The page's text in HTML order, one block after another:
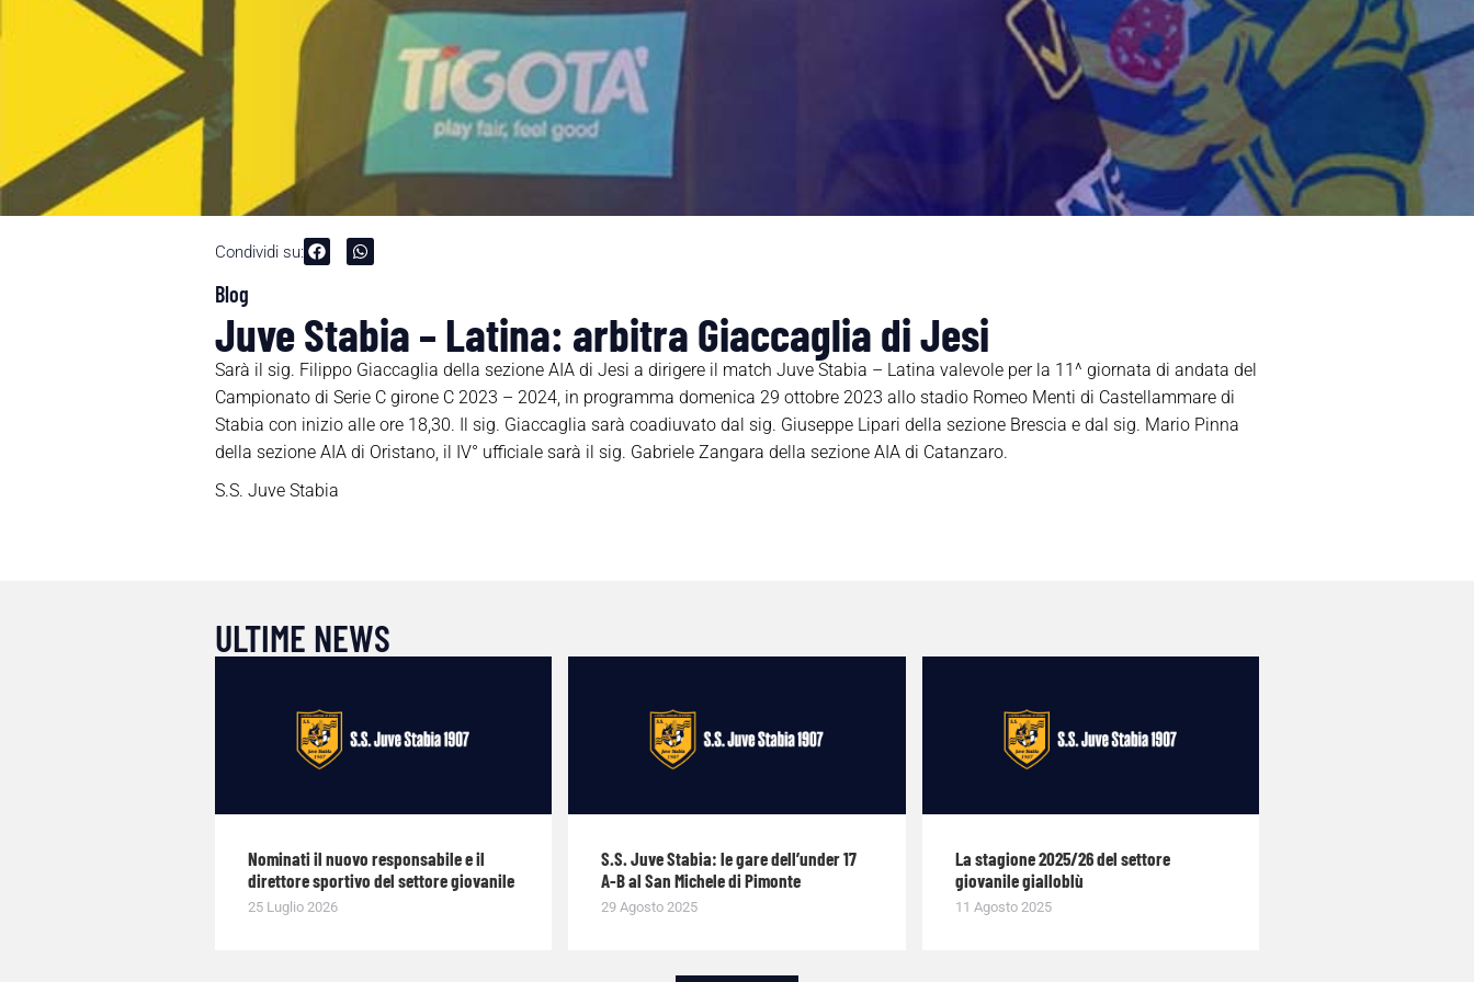
Condividi su:
Blog
Juve Stabia – Latina: arbitra Giaccaglia di Jesi
Sarà il sig. Filippo Giaccaglia della sezione AIA di Jesi a dirigere il match Juve Stabia – Latina valevole per la 11^ giornata di andata del
Campionato di Serie C girone C 2023 – 2024, in programma domenica 29 ottobre 2023 allo stadio Romeo Menti di Castellammare di
Stabia con inizio alle ore 18,30. Il sig. Giaccaglia sarà coadiuvato dal sig. Giuseppe Lipari della sezione Brescia e dal sig. Mario Pinna
della sezione AIA di Oristano, il IV° ufficiale sarà il sig. Gabriele Zangara della sezione AIA di Catanzaro.
S.S. Juve Stabia
ULTIME NEWS
Nominati il nuovo responsabile e il
direttore sportivo del settore giovanile
25 Luglio 2026
S.S. Juve Stabia: le gare dell’under 17
A-B al San Michele di Pimonte
29 Agosto 2025
La stagione 2025/26 del settore
giovanile gialloblù
11 Agosto 2025